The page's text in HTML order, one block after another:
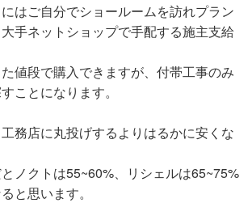
はご自分でショールームを訪れプラン
手ネットショップで手配する施主支給
値段で購入できますが、付帯工事のみ
ことになります。
務店に丸投げするよりはるかに安くな
ノクトは55~60%、リシェルは65~75%
と思います。